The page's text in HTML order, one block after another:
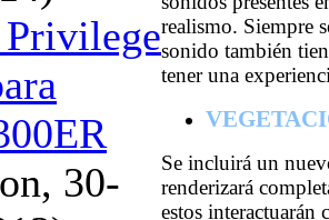
30-
realismo. Siempre
sonido también
tener una
Se incluirá un
renderizará
estos